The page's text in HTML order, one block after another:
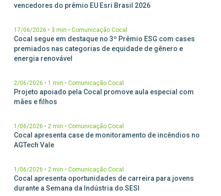
vencedores do prêmio EU Esri Brasil 2026
17/06/2026 • 3 min • Comunicação Cocal
Cocal segue em destaque no 3º Prêmio ESG com cases
premiados nas categorias de equidade de gênero e
energia renovável
2/06/2026 • 1 min • Comunicação Cocal
Projeto apoiado pela Cocal promove aula especial com
mães e filhos
1/06/2026 • 2 min • Comunicação Cocal
Cocal apresenta case de monitoramento de incêndios no
AGTech Vale
1/06/2026 • 2 min • Comunicação Cocal
Cocal apresenta oportunidades de carreira para jovens
durante a Semana da Indústria do SESI